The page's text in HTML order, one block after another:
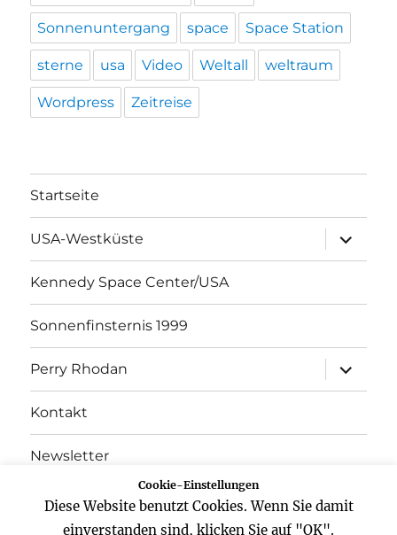
Sonnenuntergang space Space Station
sterne usa Video Weltall weltraum
Wordpress Zeitreise
Startseite
USA-Westküste
öffnen
Kennedy Space Center/USA
Sonnenfinsternis 1999
Perry Rhodan
öffnen
Kontakt
Newsletter
Datenschutz
Cookie-Einstellungen
Diese Website benutzt Cookies. Wenn Sie damit
einverstanden sind, klicken Sie auf "OK".